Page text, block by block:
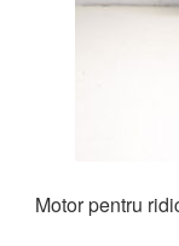
Motor pentru